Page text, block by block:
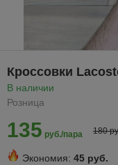
Кроссовки
В наличии
Розница
135 руб./пара 180
Экономия: 45 руб.